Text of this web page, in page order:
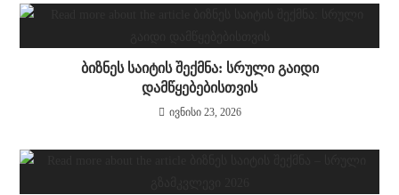
ბიზნეს საიტის შექმნა: სრული გაიდი
დამწყებებისთვის
ივნისი 23, 2026